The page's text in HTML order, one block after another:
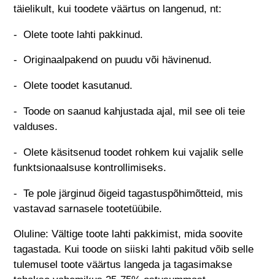
täielikult, kui toodete väärtus on langenud, nt:
- Olete toote lahti pakkinud.
- Originaalpakend on puudu või hävinenud.
- Olete toodet kasutanud.
- Toode on saanud kahjustada ajal, mil see oli teie
valduses.
- Olete käsitsenud toodet rohkem kui vajalik selle
funktsionaalsuse kontrollimiseks.
- Te pole järginud õigeid tagastuspõhimõtteid, mis
vastavad sarnasele tootetüübile.
Oluline: Vältige toote lahti pakkimist, mida soovite
tagastada. Kui toode on siiski lahti pakitud võib selle
tulemusel toote väärtus langeda ja tagasimakse